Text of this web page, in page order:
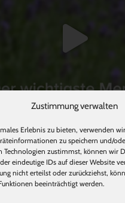
Zustimmung verwalten
Erlebnis zu bieten, verwenden
zu speichern und/
Technologien zustimmst, können wir
eindeutige IDs auf dieser Website
nicht erteilst oder zurückziehst,
beeinträchtigt werden.
Mehr laden Auf Instagram